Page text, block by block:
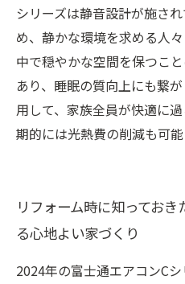
シリーズは静音設計が施さ
め、静かな環境を求める人
中で穏やかな空間を保つこ
あり、睡眠の質向上にも繋
用して、家族全員が快適に
期的には光熱費の削減も可能
リフォーム時に知ってお
る心地よい家づくり
2024年の富士通エアコンC